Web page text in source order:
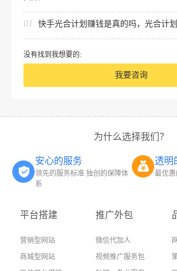
01 快手光合计划赚钱是真的吗，光合计划
没有找到我想要的:
我要咨询
为什么选择我们？
安心的服务
领先的服务标准 独创的保障体
系
透明
最优
平台搭建
营销型网站
商城型网站
推广外包
微信代加人
视频推广服务包